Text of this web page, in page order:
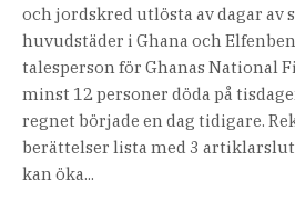
och jordskred utlösta av dagar av
huvudstäder i Ghana och
talesperson för Ghanas National
minst 12 personer döda på
regnet började en dag tidigare.
berättelser lista med 3
kan öka...